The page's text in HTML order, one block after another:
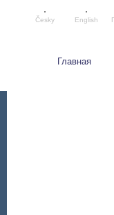
Главная
Česky English